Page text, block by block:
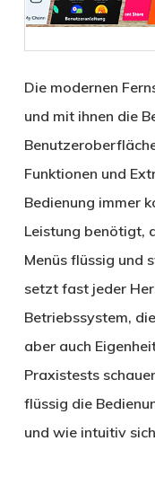
Die modernen
und mit ihnen die
Funktionen und
Bedienung immer
Leistung benötigt,
Menüs flüssig und
setzt fast jeder
Betriebssystem,
aber auch
Praxistests
flüssig die
und wie intuitiv